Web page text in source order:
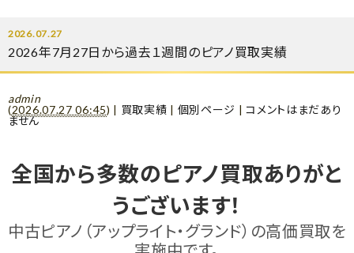
2026.07.27
2026年7月27日から過去１週間のピアノ買取実績
admin
(2026.07.27 06:45) | 買取実績 | 個別ページ |コメントはまだあり
ません
全国から多数のピアノ買取ありがと
うございます！
中古ピアノ（アップライト・グランド）の高価買取を